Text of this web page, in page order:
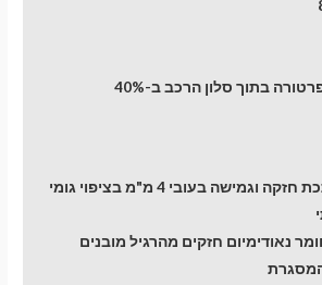
בתוך סלון הרכב ב-40%
מסגרת מתכת חזקה וגמישה בעובי 4 מ"מ בציפוי גומי
נאודימיום חזקים מהרגיל מובנים